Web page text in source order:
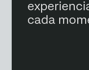
cada